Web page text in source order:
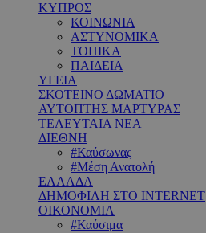
ΚΥΠΡΟΣ
ΚΟΙΝΩΝΙΑ
ΑΣΤΥΝΟΜΙΚΑ
ΤΟΠΙΚΑ
ΠΑΙΔΕΙΑ
ΥΓΕΙΑ
ΣΚΟΤΕΙΝΟ ΔΩΜΑΤΙΟ
ΑΥΤΟΠΤΗΣ ΜΑΡΤΥΡΑΣ
ΤΕΛΕΥΤΑΙΑ ΝΕΑ
ΔΙΕΘΝΗ
#Καύσωνας
#Μέση Ανατολή
ΕΛΛΑΔΑ
ΔΗΜΟΦΙΛΗ ΣΤΟ INTERNET
ΟΙΚΟΝΟΜΙΑ
#Καύσιμα